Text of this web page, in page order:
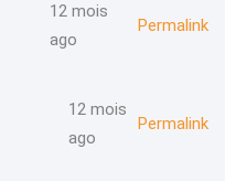
12 mois
ago
Permalink
12 mois
ago
Permalink